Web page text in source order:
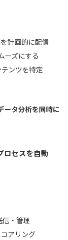
計画的に配信
ーズにする
ンツを特定
ータ分析を同時に
セスを自動
・管理
アリング